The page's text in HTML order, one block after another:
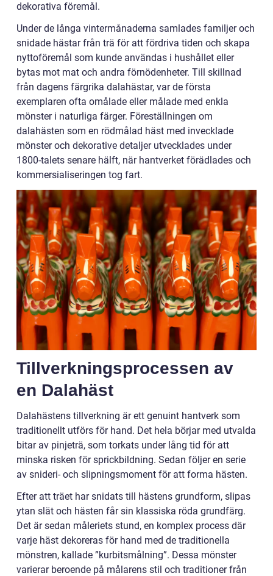
dekorativa föremål.
Under de långa vintermånaderna samlades familjer och
snidade hästar från trä för att fördriva tiden och skapa
nyttoföremål som kunde användas i hushållet eller
bytas mot mat och andra förnödenheter. Till skillnad
från dagens färgrika dalahästar, var de första
exemplaren ofta omålade eller målade med enkla
mönster i naturliga färger. Föreställningen om
dalahästen som en rödmålad häst med invecklade
mönster och dekorative detaljer utvecklades under
1800-talets senare hälft, när hantverket förädlades och
kommersialiseringen tog fart.
Tillverkningsprocessen av
en Dalahäst
Dalahästens tillverkning är ett genuint hantverk som
traditionellt utförs för hand. Det hela börjar med utvalda
bitar av pinjeträ, som torkats under lång tid för att
minska risken för sprickbildning. Sedan följer en serie
av snideri- och slipningsmoment för att forma hästen.
Efter att träet har snidats till hästens grundform, slipas
ytan slät och hästen får sin klassiska röda grundfärg.
Det är sedan måleriets stund, en komplex process där
varje häst dekoreras för hand med de traditionella
mönstren, kallade ”kurbitsmålning”. Dessa mönster
varierar beroende på målarens stil och traditioner från